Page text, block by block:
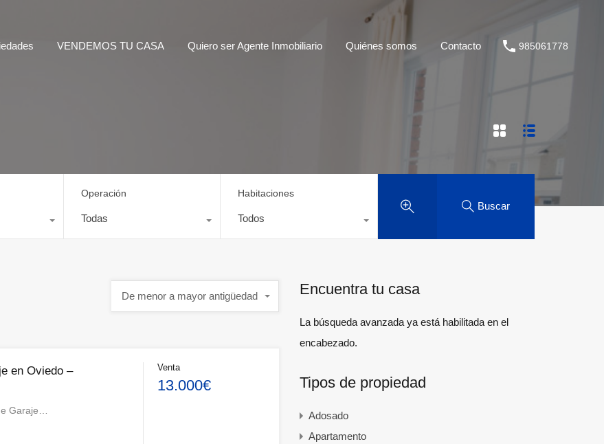
VENDEMOS TU CASA Quiero ser Agente Inmobiliario Quiénes somos Contacto 985061778
Operación
Todas
Habitaciones
Todos
Buscar
De menor a mayor antigüedad
en Oviedo –
Garaje…
Venta
13.000€
Encuentra tu casa
La búsqueda avanzada ya está habilitada en el
encabezado.
Tipos de propiedad
Adosado
Apartamento